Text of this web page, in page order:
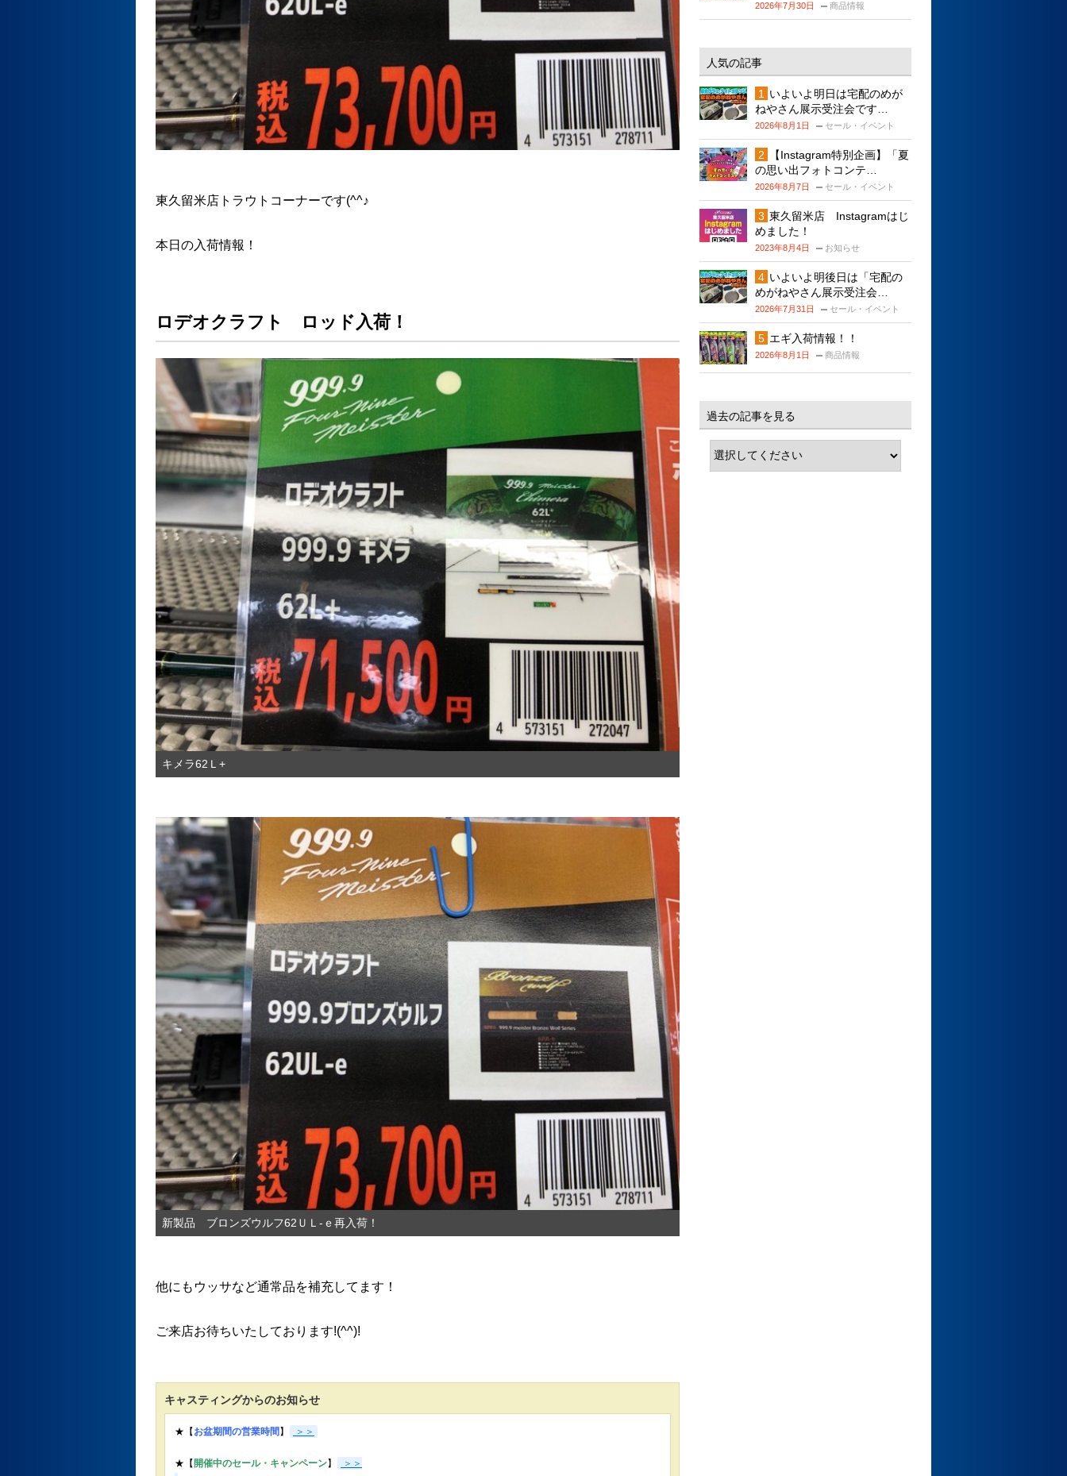
東久留米店トラウトコーナーです(^^♪
本日の入荷情報！
ロデオクラフト ロッド入荷！
キメラ62Ｌ+
新製品 ブロンズウルフ62ＵＬ-ｅ再入荷！
他にもウッサなど通常品を補充してます！
ご来店お待ちいたしております!(^^)!
キャスティングからのお知らせ
★【 お盆期間の営業時間 】 ＞＞
★【 開催中のセール・キャンペーン】 ＞＞
2026年7月30日 商品情報
人気の記事
いよいよ明日は宅配のめが
ねやさん展示受注会です…
2026年8月1日 セール・イベント
【Instagram特別企画】「夏
の思い出フォトコンテ…
2026年8月7日 セール・イベント
東久留米店 Instagramはじ
めました！
2023年8月4日 お知らせ
いよいよ明後日は「宅配の
めがねやさん展示受注会…
2026年7月31日 セール・イベント
エギ入荷情報！！
2026年8月1日 商品情報
過去の記事を見る